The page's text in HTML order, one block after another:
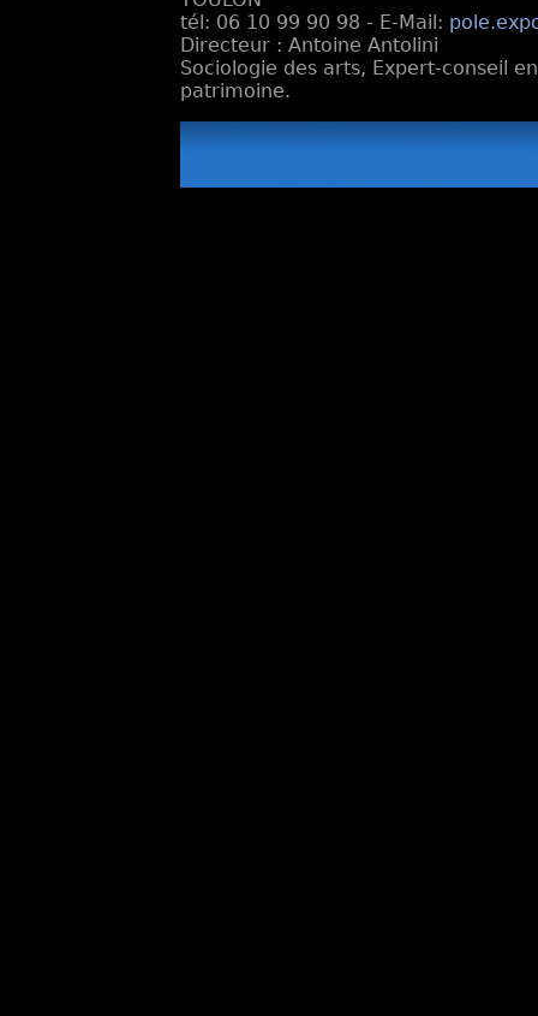
tél: 06 10 99 90 98 - E-Mail:
Directeur : Antoine Antolini
Sociologie des arts, Expert-conseil
patrimoine.